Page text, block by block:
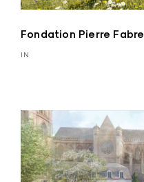
Fondation Pierre Fabre
IN